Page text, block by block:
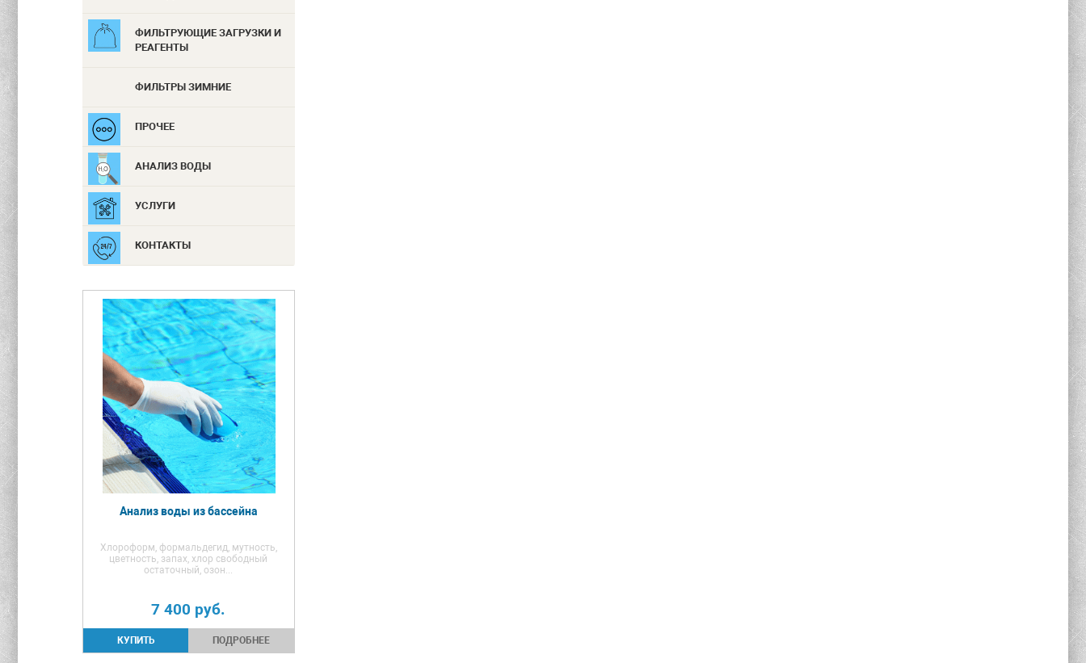
ФИЛЬТРУЮЩИЕ ЗАГРУЗКИ И
РЕАГЕНТЫ
ФИЛЬТРЫ ЗИМНИЕ
ПРОЧЕЕ
АНАЛИЗ ВОДЫ
УСЛУГИ
КОНТАКТЫ
Анализ воды из бассейна
Хлороформ, формальдегид, мутность,
цветность, запах, хлор свободный
остаточный, озон...
7 400 руб.
ПОДРОБНЕЕ